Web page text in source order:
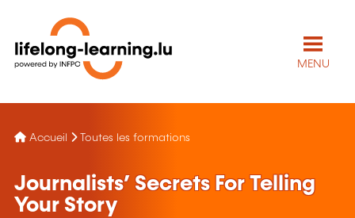
MENU
Accueil Toutes les formations
Journalists’ Secrets For Telling
Your Story